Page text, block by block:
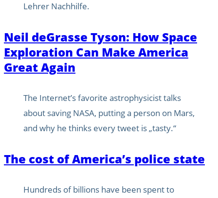
Lehrer Nachhilfe.
Neil deGrasse Tyson: How Space
Exploration Can Make America
Great Again
The Internet’s favorite astrophysicist talks
about saving NASA, putting a person on Mars,
and why he thinks every tweet is „tasty.“
The cost of America’s police state
Hundreds of billions have been spent to